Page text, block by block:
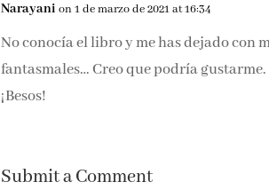
Narayani on 1 de marzo de 2021 at 16:34
No conocía el libro y me has dejado con
fantasmales… Creo que podría gustarme.
¡Besos!
Submit a Comment